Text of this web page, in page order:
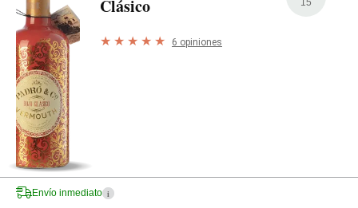
Clásico
6 opiniones
Envío inmediato i